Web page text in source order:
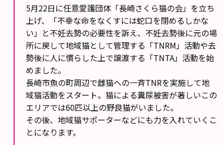
5月22日に任意愛護団体「長崎さくら猫の会」を立ち
上げ、「不幸な命をなくすには蛇口を閉めるしかな
い」と不妊去勢の必要性を訴え、不妊去勢後に元の場
所に戻して地域猫として管理する「TNRM」活動や去
勢後に人に慣らした上で譲渡する「TNTA」活動を始
めました。
長崎市魚の町周辺で雌猫への一斉TNRを実施して地
域猫活動をスタート。猫による糞尿被害が著しいこの
エリアでは60匹以上の野良猫がいました。
その後、地域猫サポーターなどにも力を入れていくこ
とになります。